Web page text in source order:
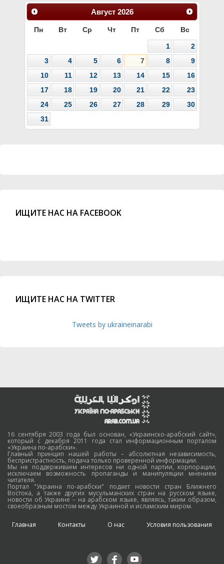
Август 2026
Пн Вт Ср Чт Пт Сб Вс
1
2
3
4 5 6 7 8
9
10
11 12 13 14 15
16
17
18 19 20 21 22
23
24
25 26 27 28 29
30
31
ИЩИТЕ НАС НА FACEBOOK
ИЩИТЕ НАС НА TWITTER
Tweets by ukraineinarabi
16 сентября 2003 года был основан, «Украинско-арабский сайт»,
который с декабря 2011 года стал информационным порталом
«Украина по-арабски».
Главный принцип нашей работы – абсолютная независимость,
беспристрастность, подача только проверенной информации.
Мы не поддерживаем интересов ни одной партии, корпорации,
исключаем возможность пропаганды и манипуляции мнением
читателя.
Портал "Украина по-арабски" подает новости стран Ближнего
Востока, а также других мусульманских стран на русском языке,
новости об Украине – на арабском языке, являясь, таким образом,
своеобразным мостом между Украиной и исламским миром.
Главная Контакты О нас Условия пользования